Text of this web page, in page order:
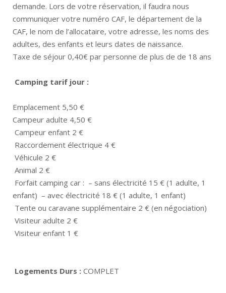
demande. Lors de votre réservation, il faudra nous
communiquer votre numéro CAF, le département de la
CAF, le nom de l’allocataire, votre adresse, les noms des
adultes, des enfants et leurs dates de naissance.
Taxe de séjour 0,40€ par personne de plus de de 18 ans
Camping tarif jour :
Emplacement 5,50 €
Campeur adulte 4,50 €
Campeur enfant 2 €
Raccordement électrique 4 €
Véhicule 2 €
Animal 2 €
Forfait camping car : – sans électricité 15 € (1 adulte, 1
enfant) – avec électricité 18 € (1 adulte, 1 enfant)
Tente ou caravane supplémentaire 2 € (en négociation)
Visiteur adulte 2 €
Visiteur enfant 1 €
Logements Durs : COMPLET